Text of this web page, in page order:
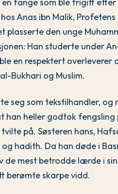
en fange som ble frigitt
Anas ibn Malik,
plasserte den unge
Han studerte under
en respektert overleverer
Bukhari og Muslim.
seg som tekstilhandler,
han heller godtok fengsling
på. Søsteren hans,
hadith. Da han døde i
de mest betrodde lærde i
berømte skarpe vidd.